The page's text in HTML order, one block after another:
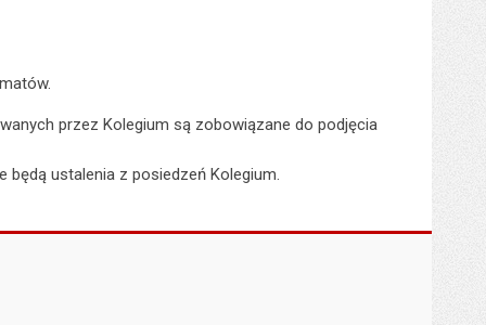
przez Kolegium są zobowiązane do podjęcia
będą ustalenia z posiedzeń Kolegium.